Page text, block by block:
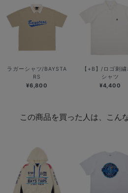
ラガーシャツ/BAYSTA
RS
¥6,800
【+B】/ロゴ刺繍
シャツ
¥4,400
この商品を買った人は、こん